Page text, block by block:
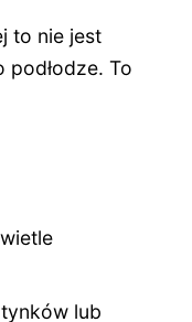
to nie jest
podłodze. To
lub